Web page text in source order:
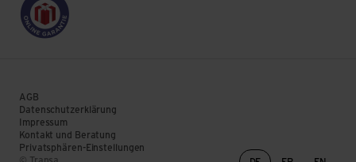
AGB
Datenschutzerklärung
Impressum
Kontakt und Beratung
Privatsphären-Einstellungen
Sprachwechsel